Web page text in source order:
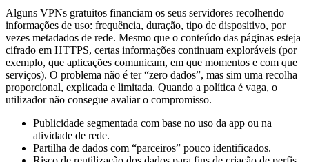
informações de uso: frequência, duração, tipo de dispositivo, por
vezes metadados de rede. Mesmo que o conteúdo das páginas esteja
cifrado em HTTPS, certas informações continuam exploráveis (por
exemplo, que aplicações comunicam, em que momentos e com que
serviços). O problema não é ter “zero dados”, mas sim uma recolha
proporcional, explicada e limitada. Quando a política é vaga, o
utilizador não consegue avaliar o compromisso.
atividade de rede.
Partilha de dados com “parceiros” pouco identificados.
Risco de reutilização dos dados para fins de criação de perfis.